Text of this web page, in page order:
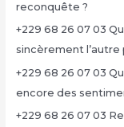
reconquête ?
+229 68 26 07 03
sincèrement l’autre
+229 68 26 07 03
encore des
+229 68 26 07 03